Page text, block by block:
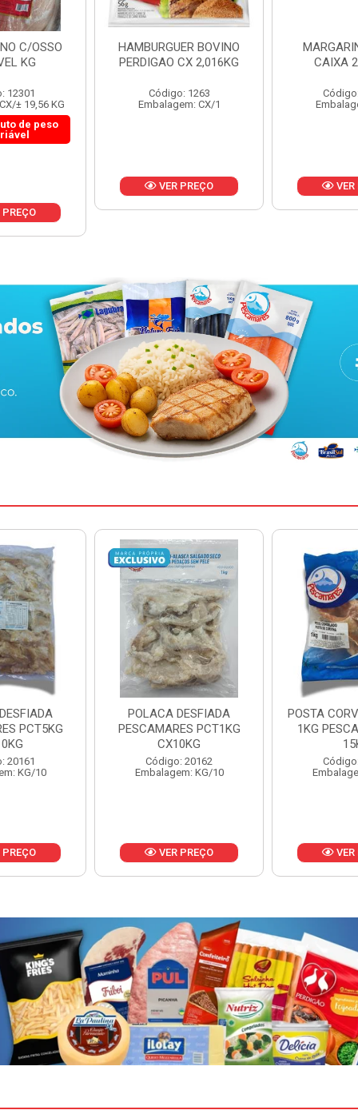
BOVINO
2,016KG
1263
CX/1
MARGARINA DELINE
CAIXA 24X250G
Código: 12886
Embalagem: CX/1
VER PREÇO
CAIXA
VER
PCT1KG
20162
KG/10
PREÇO
POSTA CORVINA PACOTE
1KG PESCAMARES CX
15KG
Código: 22469
Embalagem: KG/15
VER PREÇO VER